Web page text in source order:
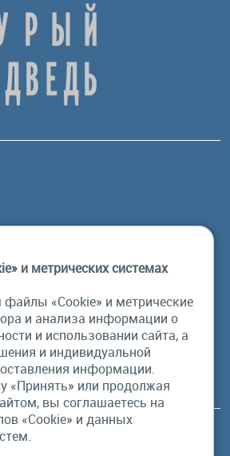
84/32, корп 1
Все права защищены.
и метрических системах
«Cookie» и метрические
и анализа информации о
и использовании сайта, а
и индивидуальной
информации.
«Принять» или продолжая
вы соглашаетесь на
«Cookie» и данных